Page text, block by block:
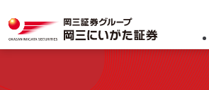
キ